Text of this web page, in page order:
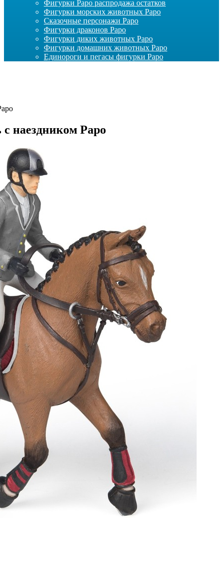
Фигурки Papo распродажа остатков
Фигурки морских животных Papo
Сказочные персонажи Papo
Фигурки драконов Papo
Фигурки диких животных Papo
Фигурки домашних животных Papo
Единороги и пегасы фигурки Papo
наездником Papo